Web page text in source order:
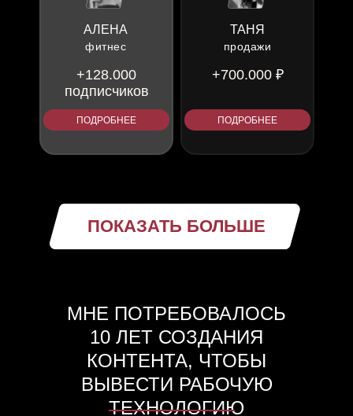
АЛЕНА
+128.000
подписчиков
фитнес
ПОДРОБНЕЕ
ТАНЯ
+700.000 ₽
продажи
ПОДРОБНЕЕ
ПОКАЗАТЬ БОЛЬШЕ
ВЛАДА
+500.000 ₽
АРТЕМ
+373.000
фитнес-тренер
ВЛАДИМИР
+800.000 ₽
ВАЗГЕН
+224.000
ювелирка
МНЕ ПОТРЕБОВАЛОСЬ
10 ЛЕТ СОЗДАНИЯ
КОНТЕНТА, ЧТОБЫ
ВЫВЕСТИ РАБОЧУЮ
ТЕХНОЛОГИЮ